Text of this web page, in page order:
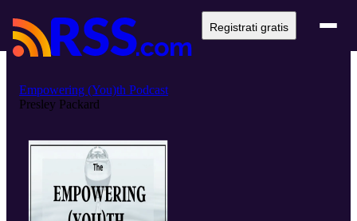
Registrati gratis
Empowering (You)th Podcast
Presley Packard